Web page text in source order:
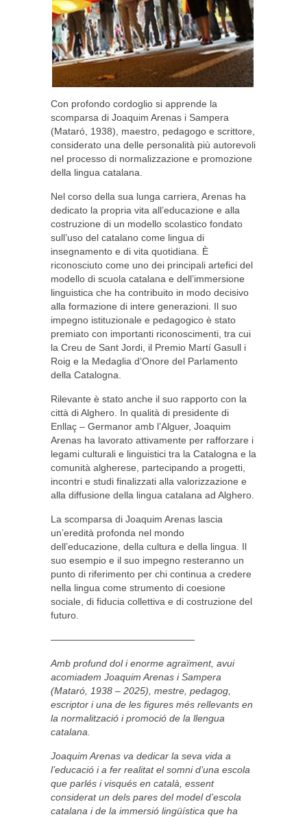
Con profondo cordoglio si apprende la
scomparsa di Joaquim Arenas i Sampera
(Mataró, 1938), maestro, pedagogo e scrittore,
considerato una delle personalità più autorevoli
nel processo di normalizzazione e promozione
della lingua catalana.
Nel corso della sua lunga carriera, Arenas ha
dedicato la propria vita all’educazione e alla
costruzione di un modello scolastico fondato
sull’uso del catalano come lingua di
insegnamento e di vita quotidiana. È
riconosciuto come uno dei principali artefici del
modello di scuola catalana e dell’immersione
linguistica che ha contribuito in modo decisivo
alla formazione di intere generazioni. Il suo
impegno istituzionale e pedagogico è stato
premiato con importanti riconoscimenti, tra cui
la Creu de Sant Jordi, il Premio Martí Gasull i
Roig e la Medaglia d’Onore del Parlamento
della Catalogna.
Rilevante è stato anche il suo rapporto con la
città di Alghero. In qualità di presidente di
Enllaç – Germanor amb l’Alguer, Joaquim
Arenas ha lavorato attivamente per rafforzare i
legami culturali e linguistici tra la Catalogna e la
comunità algherese, partecipando a progetti,
incontri e studi finalizzati alla valorizzazione e
alla diffusione della lingua catalana ad Alghero.
La scomparsa di Joaquim Arenas lascia
un’eredità profonda nel mondo
dell’educazione, della cultura e della lingua. Il
suo esempio e il suo impegno resteranno un
punto di riferimento per chi continua a credere
nella lingua come strumento di coesione
sociale, di fiducia collettiva e di costruzione del
futuro.
———————————————
Amb profund dol i enorme agraïment, avui
acomiadem Joaquim Arenas i Sampera
(Mataró, 1938 – 2025), mestre, pedagog,
escriptor i una de les figures més rellevants en
la normalització i promoció de la llengua
catalana.
Joaquim Arenas va dedicar la seva vida a
l’educació i a fer realitat el somni d’una escola
que parlés i visqués en català, essent
considerat un dels pares del model d’escola
catalana i de la immersió lingüística que ha